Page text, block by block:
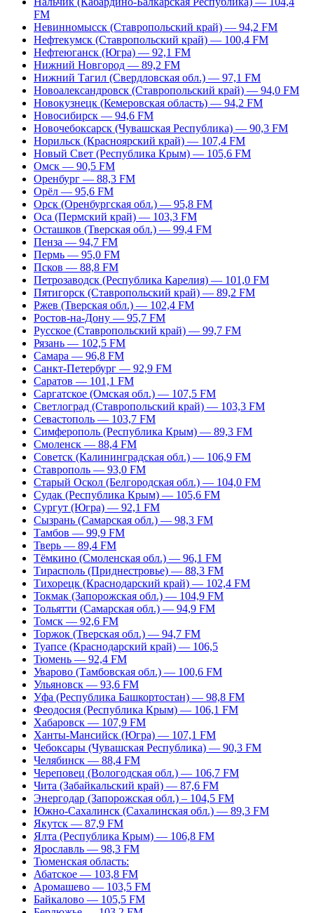
FM
Невинномысск (Ставропольский край) — 94,2 FM
Нефтекумск (Ставропольский край) — 100,4 FM
Нефтеюганск (Югра) — 92,1 FM
Нижний Новгород — 89,2 FM
Нижний Тагил (Свердловская обл.) — 97,1 FM
Новоалександровск (Ставропольский край) — 94,0 FM
Новокузнецк (Кемеровская область) — 94,2 FM
Новосибирск — 94,6 FM
Новочебоксарск (Чувашская Республика) — 90,3 FM
Норильск (Красноярский край) — 107,4 FM
Новый Свет (Республика Крым) — 105,6 FM
Омск — 90,5 FM
Оренбург — 88,3 FM
Орёл — 95,6 FM
Орск (Оренбургская обл.) — 95,8 FM
Оса (Пермский край) — 103,3 FM
Осташков (Тверская обл.) — 99,4 FM
Пенза — 94,7 FM
Пермь — 95,0 FM
Псков — 88,8 FM
Петрозаводск (Республика Карелия) — 101,0 FM
Пятигорск (Ставропольский край) — 89,2 FM
Ржев (Тверская обл.) — 102,4 FM
Ростов-на-Дону — 95,7 FM
Русское (Ставропольский край) — 99,7 FM
Рязань — 102,5 FM
Самара — 96,8 FM
Санкт-Петербург — 92,9 FM
Саратов — 101,1 FM
Саргатское (Омская обл.) — 107,5 FM
Светлоград (Ставропольский край) — 103,3 FM
Севастополь — 103,7 FM
Симферополь (Республика Крым) — 89,3 FM
Смоленск — 88,4 FM
Советск (Калининградская обл.) — 106,9 FM
Ставрополь — 93,0 FM
Старый Оскол (Белгородская обл.) — 104,0 FM
Судак (Республика Крым) — 105,6 FM
Сургут (Югра) — 92,1 FM
Сызрань (Самарская обл.) — 98,3 FM
Тамбов — 99,9 FM
Тверь — 89,4 FM
Тёмкино (Смоленская обл.) — 96,1 FM
Тирасполь (Приднестровье) — 88,3 FM
Тихорецк (Краснодарский край) — 102,4 FM
Токмак (Запорожская обл.) — 104,9 FM
Тольятти (Самарская обл.) — 94,9 FM
Томск — 92,6 FM
Торжок (Тверская обл.) — 94,7 FM
Туапсе (Краснодарский край) — 106,5
Тюмень — 92,4 FM
Уварово (Тамбовская обл.) — 100,6 FM
Ульяновск — 93,6 FM
Уфа (Республика Башкортостан) — 98,8 FM
Феодосия (Республика Крым) — 106,1 FM
Хабаровск — 107,9 FM
Ханты-Мансийск (Югра) — 107,1 FM
Чебоксары (Чувашская Республика) — 90,3 FM
Челябинск — 88,4 FM
Череповец (Вологодская обл.) — 106,7 FM
Чита (Забайкальский край) — 87,6 FM
Энергодар (Запорожская обл.) – 104,5 FM
Южно-Сахалинск (Сахалинская обл.) — 89,3 FM
Якутск — 87,9 FM
Ялта (Республика Крым) — 106,8 FM
Ярославль — 98,3 FM
Тюменская область:
Абатское — 103,8 FM
Аромашево — 103,5 FM
Байкалово — 105,5 FM